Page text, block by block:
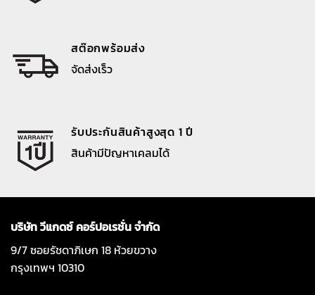
สต๊อกพร้อมส่ง
จัดส่งเร็ว
รับประกันสินค้าสูงสุด 1 ปี
สินค้ามีปัญหาเคลมได้
บริษัท วีแกดซ์ คอร์ปอเรชั่น จำกัด
9/7 ซอยรัชดาภิเษก 18 ห้วยขวาง
กรุงเทพฯ 10310